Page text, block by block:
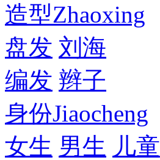
造型Zhaoxing
盘发 刘海
编发 辫子
身份Jiaocheng
女生 男生 儿童